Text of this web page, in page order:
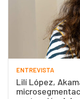
ENTREVISTA
Lilí López,